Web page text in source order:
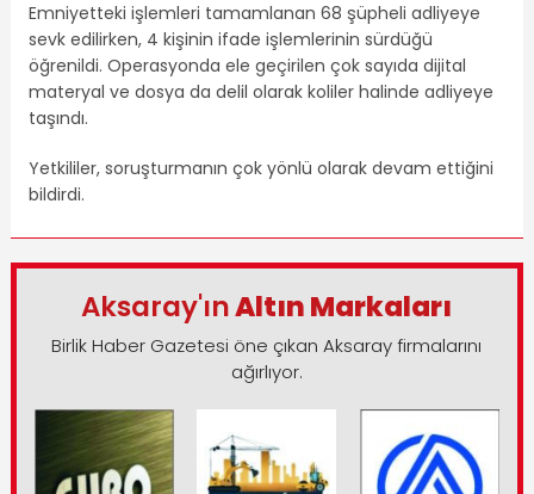
Emniyetteki işlemleri tamamlanan 68 şüpheli adliyeye
sevk edilirken, 4 kişinin ifade işlemlerinin sürdüğü
öğrenildi. Operasyonda ele geçirilen çok sayıda dijital
materyal ve dosya da delil olarak koliler halinde adliyeye
taşındı.
Yetkililer, soruşturmanın çok yönlü olarak devam ettiğini
bildirdi.
Aksaray'ınAltın Markaları
Birlik Haber Gazetesi öne çıkan Aksaray firmalarını
ağırlıyor.